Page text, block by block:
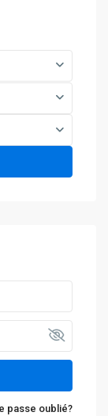
passe oublié?